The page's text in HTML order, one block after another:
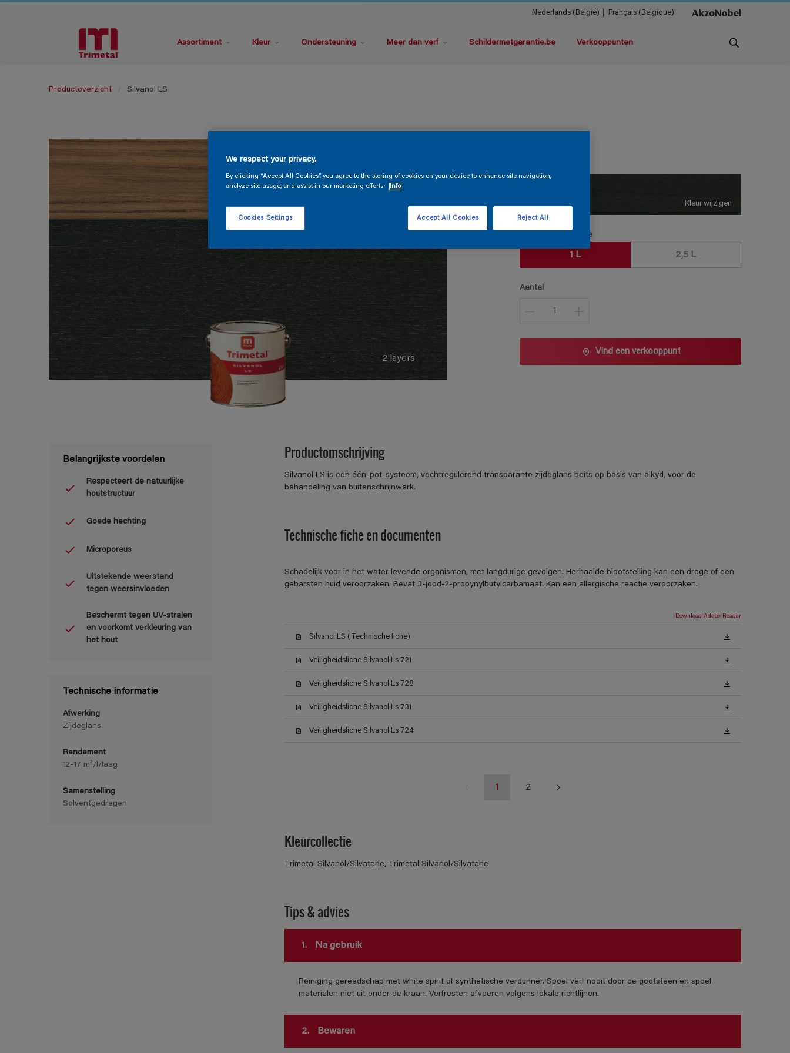
Nederlands (België) Français (Belgique)
Assortiment Kleur Ondersteuning Meer dan verf Schildermetgarantie.be Verkooppunten
Productoverzicht Silvanol LS
2 layers
Kleur wijzigen
Verpakkingsgrootte
1 L 2,5 L
Aantal
Vind een verkooppunt
Belangrijkste voordelen
Respecteert de natuurlijke
houtstructuur
Goede hechting
Microporeus
Uitstekende weerstand
tegen weersinvloeden
Beschermt tegen UV-stralen
en voorkomt verkleuring van
het hout
Technische informatie
Afwerking
Zijdeglans
Rendement
12-17 m²/l/laag
Samenstelling
Solventgedragen
Productomschrijving
Silvanol LS is een één-pot-systeem, vochtregulerend transparante zijdeglans beits op basis van alkyd, voor de
behandeling van buitenschrijnwerk.
Technische fiche en documenten
Schadelijk voor in het water levende organismen, met langdurige gevolgen. Herhaalde blootstelling kan een droge of een
gebarsten huid veroorzaken. Bevat 3-jood-2-propynylbutylcarbamaat. Kan een allergische reactie veroorzaken.
Download Adobe Reader
Silvanol LS (Technische fiche)
Veiligheidsfiche Silvanol Ls 721
Veiligheidsfiche Silvanol Ls 728
Veiligheidsfiche Silvanol Ls 731
Veiligheidsfiche Silvanol Ls 724
1 2
Kleurcollectie
Trimetal Silvanol/Silvatane, Trimetal Silvanol/Silvatane
Tips & advies
1. Na gebruik
Reiniging gereedschap met white spirit of synthetische verdunner. Spoel verf nooit door de gootsteen en spoel
materialen niet uit onder de kraan. Verfresten afvoeren volgens lokale richtlijnen.
2. Bewaren
We respect your privacy.
By clicking “Accept All Cookies”, you agree to the storing of cookies on your device to enhance site navigation,
analyze site usage, and assist in our marketing efforts.
Info
Cookies Settings Reject All
Accept All Cookies